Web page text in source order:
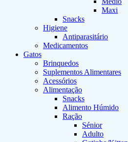
Maxi
Snacks
Higiene
Antiparasitário
Medicamentos
Gatos
Brinquedos
Suplementos Alimentares
Acessórios
Alimentação
Snacks
Alimento Húmido
Ração
Sénior
Adulto